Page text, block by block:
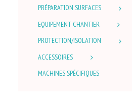
PRÉPARATION SURFACES
EQUIPEMENT CHANTIER
PROTECTION/ISOLATION
ACCESSOIRES
MACHINES SPÉCIFIQUES